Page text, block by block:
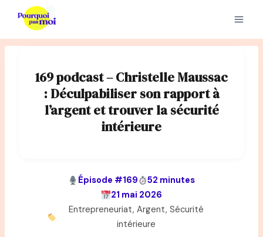
contenu
169 podcast – Christelle Maussac
: Déculpabiliser son rapport à
l’argent et trouver la sécurité
intérieure
Épisode #169
52 minutes
21 mai 2026
Entrepreneuriat, Argent, Sécurité
intérieure